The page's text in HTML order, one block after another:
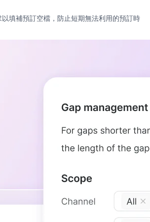
填補預訂空檔，防止短期無法利用的預訂時